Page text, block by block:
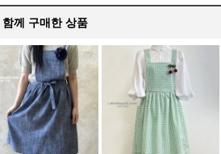
함께 구매한 상품